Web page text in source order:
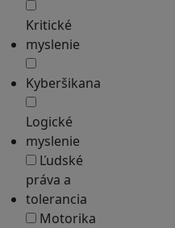
Kritické
myslenie
Kyberšikana
Logické
myslenie
Ľudské
práva a
tolerancia
Motorika